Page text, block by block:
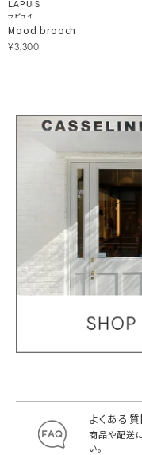
LAPUIS
ラピュイ
Mood brooch
¥3,300
よくある
商品や配送
い。